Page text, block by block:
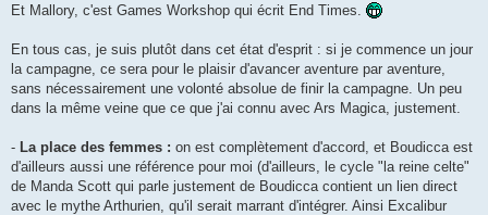
Et Mallory, c'est Games Workshop qui écrit End Times.
En tous cas, je suis plutôt dans cet état d'esprit : si je commence un jour
la campagne, ce sera pour le plaisir d'avancer aventure par aventure,
sans nécessairement une volonté absolue de finir la campagne. Un peu
dans la même veine que ce que j'ai connu avec Ars Magica, justement.
- La place des femmes : on est complètement d'accord, et Boudicca est
d'ailleurs aussi une référence pour moi (d'ailleurs, le cycle "la reine celte"
de Manda Scott qui parle justement de Boudicca contient un lien direct
avec le mythe Arthurien, qu'il serait marrant d'intégrer. Ainsi Excalibur